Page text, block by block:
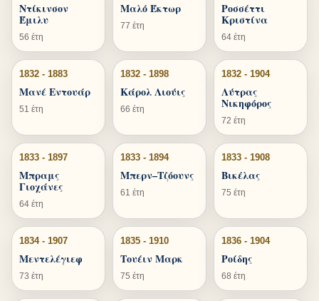
Ντίκινσον
Έμιλυ
56 έτη
Μαλό Έκτωρ
77 έτη
Ροσσέττι
Κριστίνα
64 έτη
1832 - 1883
Μανέ Εντουάρ
51 έτη
1832 - 1898
Κάρολ Λιούις
66 έτη
1832 - 1904
Λύτρας
Νικηφόρος
72 έτη
1833 - 1897
Μπραμς
Γιοχάνες
64 έτη
1833 - 1894
Μπερν–Τζόουνς
61 έτη
1833 - 1908
Βικέλας
75 έτη
1834 - 1907
Μεντελέγιεφ
73 έτη
1835 - 1910
Τουέιν Μαρκ
75 έτη
1836 - 1904
Ροίδης
68 έτη